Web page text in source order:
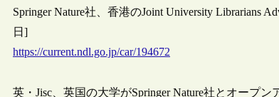
Springer Nature社、香港のJoint University Librarians
日]
https://current.ndl.go.jp/car/194672
英・Jisc、英国の大学がSpringer Nature社とオープ